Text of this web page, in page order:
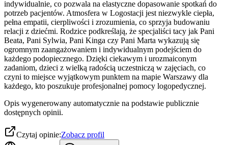
indywidualnie, co pozwala na elastyczne dopasowanie spotkań do
potrzeb pacjentów. Atmosfera w Logostacji jest niezwykle ciepła,
pełna empatii, cierpliwości i zrozumienia, co sprzyja budowaniu
relacji z dziećmi. Rodzice podkreślają, że specjaliści tacy jak Pani
Beata, Pani Sylwia, Pani Kinga czy Pani Marta wykazują się
ogromnym zaangażowaniem i indywidualnym podejściem do
każdego podopiecznego. Dzięki ciekawym i urozmaiconym
zadaniom, dzieci z wielką radością uczestniczą w zajęciach, co
czyni to miejsce wyjątkowym punktem na mapie Warszawy dla
każdego, kto poszukuje profesjonalnej pomocy logopedycznej.
Opis wygenerowany automatycznie na podstawie publicznie
dostępnych opinii.
Czytaj opinie:Zobacz profil